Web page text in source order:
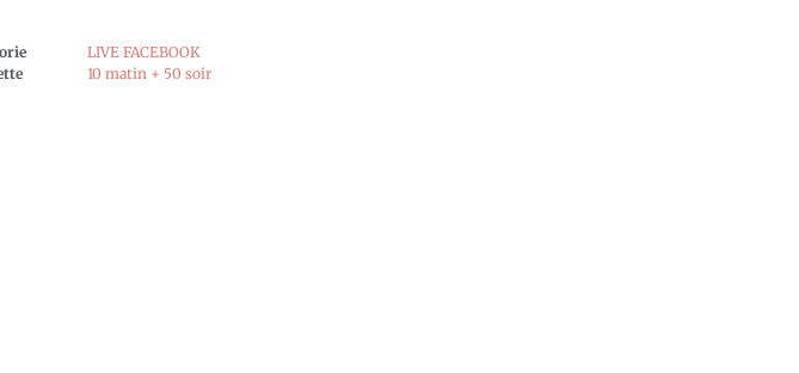
LIVE FACEBOOK
10 matin + 50 soir